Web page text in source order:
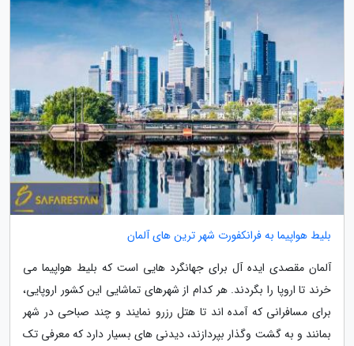
بلیط هواپیما به فرانکفورت شهر ترین های آلمان
آلمان مقصدی ایده آل برای جهانگرد هایی است که بلیط هواپیما می
خرند تا اروپا را بگردند. هر کدام از شهرهای تماشایی این کشور اروپایی،
برای مسافرانی که آمده اند تا هتل رزرو نمایند و چند صباحی در شهر
بمانند و به گشت وگذار بپردازند، دیدنی های بسیار دارد که معرفی تک